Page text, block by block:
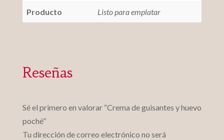
Producto Listo para emplatar
Reseñas
Sé el primero en valorar “Crema de guisantes y huevo
poché”
Tu dirección de correo electrónico no será